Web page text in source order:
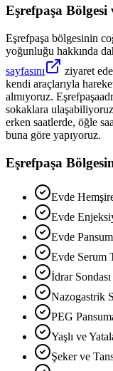
Eşrefpaşa Bölgesi
Eşrefpaşa bölgesinin
yoğunluğu hakkında
sayfasını
ziyaret
kendi araçlarıyla
almıyoruz. Eşrefpaşa
sokaklara
erken saatlerde, öğle
buna göre yapıyoruz.
Eşrefpaşa
Evde
Evde
Evde
Evde Serum
İdrar
Nazogastrik
PEG
Yaşlı ve
Şeker ve